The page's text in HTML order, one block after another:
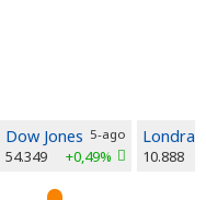
Dow Jones 5-ago
54.349 +0,49%
Londra
10.888